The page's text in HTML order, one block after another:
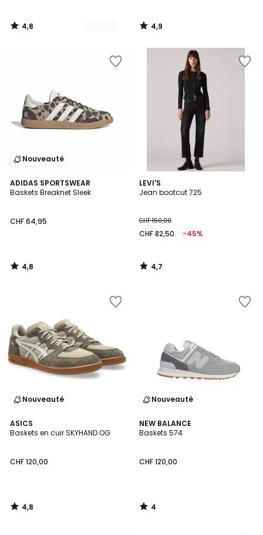
4,8
/
4,9
/
Nouveauté
ADIDAS SPORTSWEAR
Baskets Breaknet Sleek
CHF 64,95
4,8
/ 5
4,8
/
LEVI'S
Jean bootcut 725
CHF 150,00
CHF 82,50 -45%
4,7
/ 5
4,7
/
Nouveauté
ASICS
Baskets en cuir SKYHAND OG
CHF 120,00
4,8
/ 5
4,8
/
Nouveauté
NEW BALANCE
Baskets 574
CHF 120,00
4
/
4
/